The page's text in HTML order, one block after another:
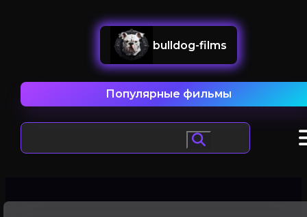
bulldog-films
Популярные фильмы